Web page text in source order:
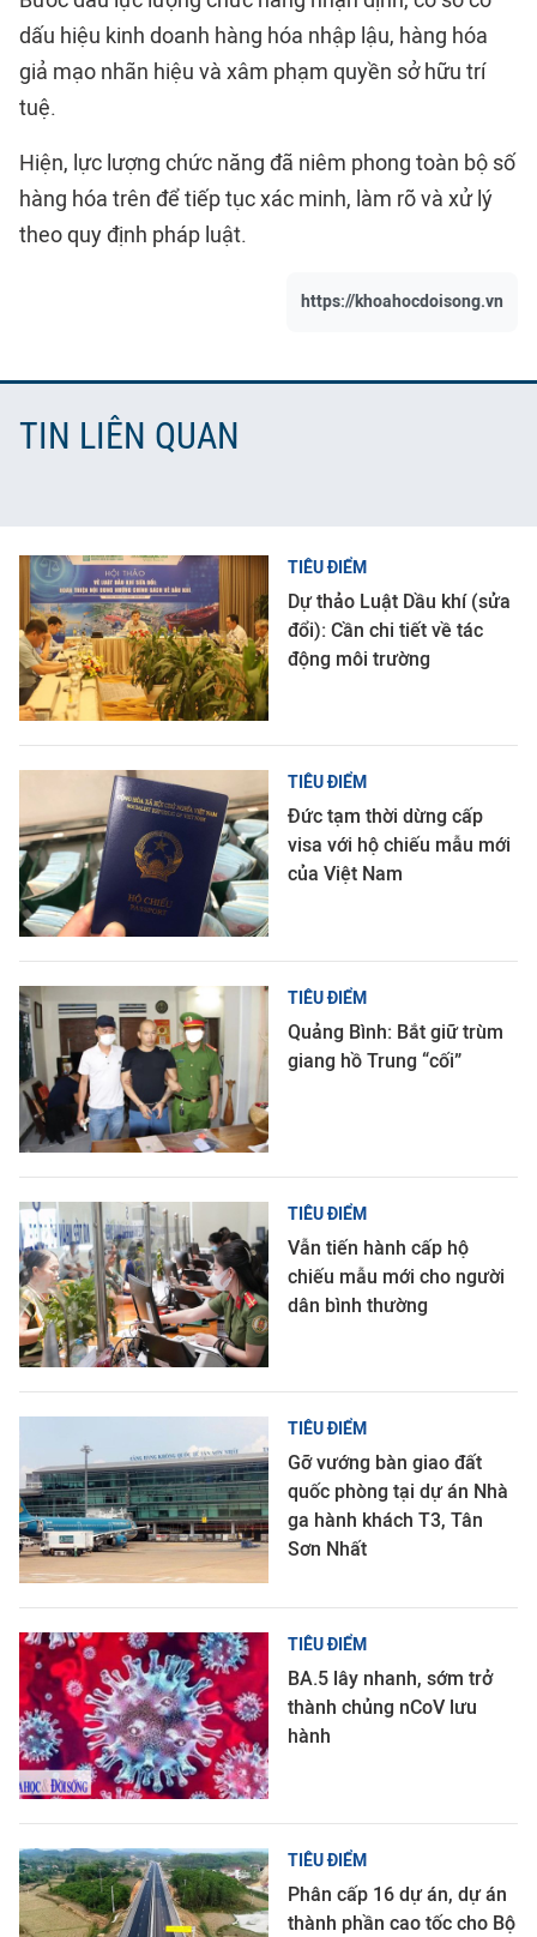
dấu hiệu kinh doanh hàng hóa nhập lậu, hàng hóa
giả mạo nhãn hiệu và xâm phạm quyền sở hữu trí
tuệ.
Hiện, lực lượng chức năng đã niêm phong toàn bộ số
hàng hóa trên để tiếp tục xác minh, làm rõ và xử lý
theo quy định pháp luật.
https://khoahocdoisong.vn
TIN LIÊN QUAN
TIÊU ĐIỂM
Dự thảo Luật Dầu khí (sửa
đổi): Cần chi tiết về tác
động môi trường
TIÊU ĐIỂM
Đức tạm thời dừng cấp
visa với hộ chiếu mẫu mới
của Việt Nam
TIÊU ĐIỂM
Quảng Bình: Bắt giữ trùm
giang hồ Trung “cối”
TIÊU ĐIỂM
Vẫn tiến hành cấp hộ
chiếu mẫu mới cho người
dân bình thường
TIÊU ĐIỂM
Gỡ vướng bàn giao đất
quốc phòng tại dự án Nhà
ga hành khách T3, Tân
Sơn Nhất
TIÊU ĐIỂM
BA.5 lây nhanh, sớm trở
thành chủng nCoV lưu
hành
TIÊU ĐIỂM
Phân cấp 16 dự án, dự án
thành phần cao tốc cho Bộ